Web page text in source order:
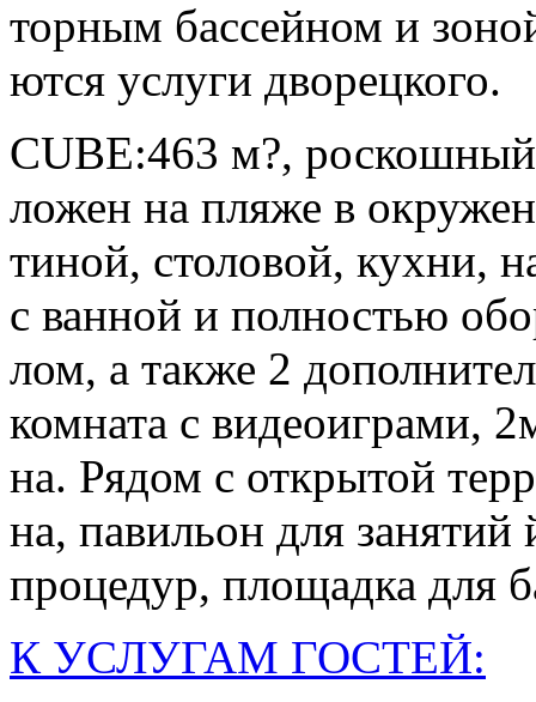
торным бас­сей­ном и
ют­ся ус­лу­ги дво­рец­ко­го.
CUBE:463 м?,
ложен на пля­же в
ти­ной, сто­ловой, кух­ни,
с ван­ной и пол­ностью
лом, а так­же 2
ком­на­та с ви­де­оиг­ра­ми,
на. Ря­дом с отк­ры­той
на, па­виль­он для
про­цедур, пло­щад­ка для
К УСЛУГАМ ГОСТЕЙ: